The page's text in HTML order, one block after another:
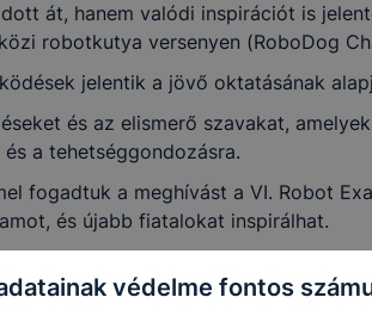
át, hanem valódi inspirációt is
robotkutya versenyen (RoboDog
jelentik a jövő oktatásának
és az elismerő szavakat,
a tehetséggondozásra.
fogadtuk a meghívást a VI. Robot
és újabb fiatalokat inspirálhat.
sikert kívánunk minden résztvevő
védelme fontos